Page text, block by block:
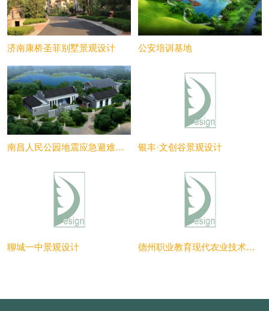
济南康桥圣菲别墅景观设计 公安培训基地
南昌人民公园地震应急避难场所 银丰·文创谷景观设计
聊城一中景观设计 德州职业教育现代农业技术实训中心